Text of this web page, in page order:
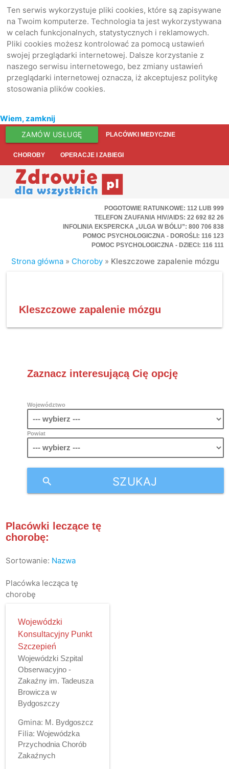
Ten serwis wykorzystuje pliki cookies, które są zapisywane
na Twoim komputerze. Technologia ta jest wykorzystywana
w celach funkcjonalnych, statystycznych i reklamowych.
Pliki cookies możesz kontrolować za pomocą ustawień
swojej przeglądarki internetowej. Dalsze korzystanie z
naszego serwisu internetowego, bez zmiany ustawień
przeglądarki internetowej oznacza, iż akceptujesz politykę
stosowania plików cookies.
Wiem, zamknij
ZAMÓW USŁUGĘ PLACÓWKI MEDYCZNE
CHOROBY OPERACJE I ZABIEGI
POGOTOWIE RATUNKOWE: 112 LUB 999
TELEFON ZAUFANIA HIV/AIDS: 22 692 82 26
INFOLINIA EKSPERCKA „ULGA W BÓLU”: 800 706 838
POMOC PSYCHOLOGICZNA - DOROŚLI: 116 123
POMOC PSYCHOLOGICZNA - DZIECI: 116 111
Strona główna » Choroby » Kleszczowe zapalenie mózgu
Kleszczowe zapalenie mózgu
Zaznacz interesującą Cię opcję
Województwo
Powiat
SZUKAJ
search
Placówki leczące tę
chorobę:
Sortowanie: Nazwa
Placówka lecząca tę
chorobę
Wojewódzki
Konsultacyjny Punkt
Szczepień
Wojewódzki Szpital
Obserwacyjno -
Zakaźny im. Tadeusza
Browicza w
Bydgoszczy
Gmina: M. Bydgoszcz
Filia: Wojewódzka
Przychodnia Chorób
Zakaźnych